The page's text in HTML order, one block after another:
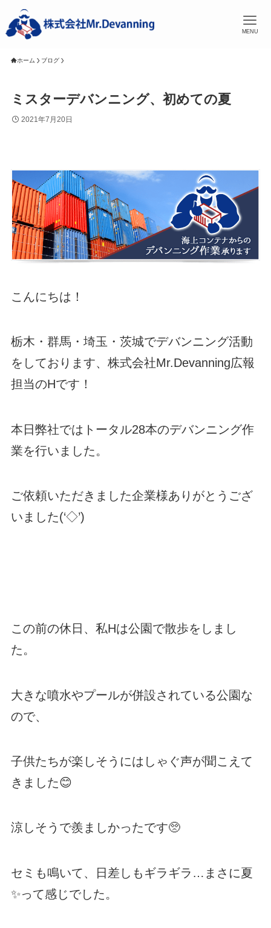
MENU
ホーム ブログ
ミスターデバンニング、初めての夏
2021年7月20日
こんにちは！
栃木・群馬・埼玉・茨城でデバンニング活動
をしております、株式会社Mr.Devanning広報
担当のHです！
本日弊社ではトータル28本のデバンニング作
業を行いました。
ご依頼いただきました企業様ありがとうござ
いました(‘◇’)ゞ
この前の休日、私Hは公園で散歩をしまし
た。
大きな噴水やプールが併設されている公園な
ので、
子供たちが楽しそうにはしゃぐ声が聞こえて
きました😊
涼しそうで羨ましかったです🥺
セミも鳴いて、日差しもギラギラ…まさに夏
✨って感じでした。